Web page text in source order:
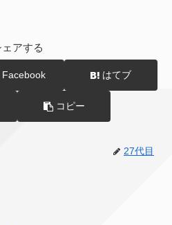
ェアする
Facebook はてブ
コピー
27代目